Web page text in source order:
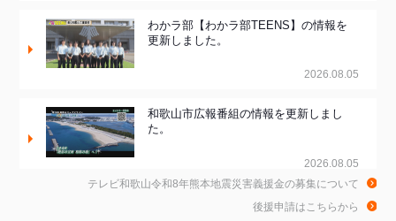
わかラ部【わかラ部TEENS】の情報を
更新しました。
2026.08.05
和歌山市広報番組の情報を更新しまし
た。
2026.08.05
和歌山de乾杯！の情報を更新しました。
テレビ和歌山令和8年熊本地震災害義援金の募集について
後援申請はこちらから